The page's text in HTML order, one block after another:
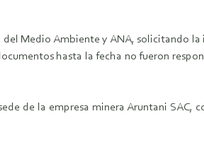
Medio Ambiente y ANA, solicitando
hasta la fecha no fueron
de la empresa minera Aruntani SAC,